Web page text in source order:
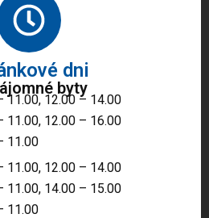
dni
byty
11.00, 12.00 – 14.00
11.00, 12.00 – 16.00
11.00
11.00, 12.00 – 14.00
11.00, 14.00 – 15.00
11.00